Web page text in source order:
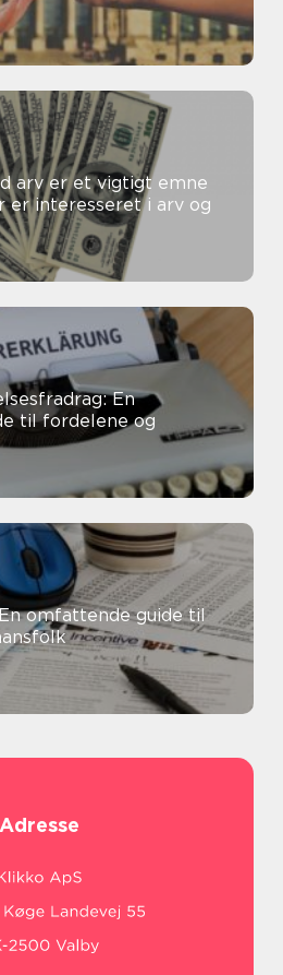
arv er et vigtigt emne
er interesseret i arv og
En
til fordelene og
omfattende guide til
Adresse